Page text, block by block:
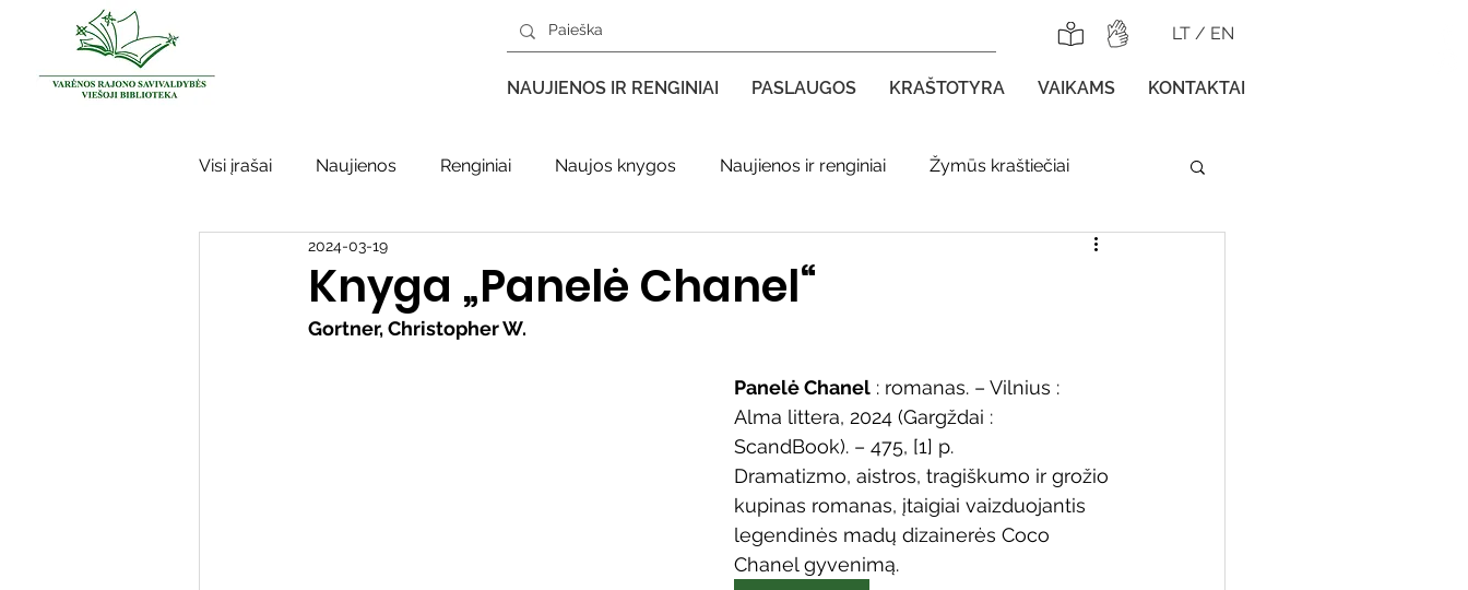
LT / EN
NAUJIENOS IR RENGINIAI PASLAUGOS KRAŠTOTYRA VAIKAMS KONTAKTAI
Visi įrašai Naujienos Renginiai Naujos knygos Naujienos ir renginiai Žymūs kraštiečiai
Kraštotyros darbai Kilnojamos parodos
Sidabrinės bitės Garbės ženklas
Literatų klubo veikla Naujos knygos vaikams
Kaimo bibliotekų renginiai
Knyga „Panelė Chanel“
2024-03-19
Gortner, Christopher W.
Panelė Chanel : romanas. – Vilnius :
Alma littera, 2024 (Gargždai :
ScandBook). – 475, [1] p.
Dramatizmo, aistros, tragiškumo ir grožio
kupinas romanas, įtaigiai vaizduojantis
legendinės madų dizainerės Coco
Chanel gyvenimą.